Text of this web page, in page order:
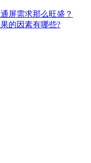
屏需求那么旺盛？
的因素有哪些?